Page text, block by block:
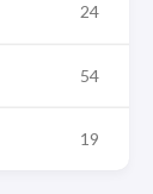
24
54
19